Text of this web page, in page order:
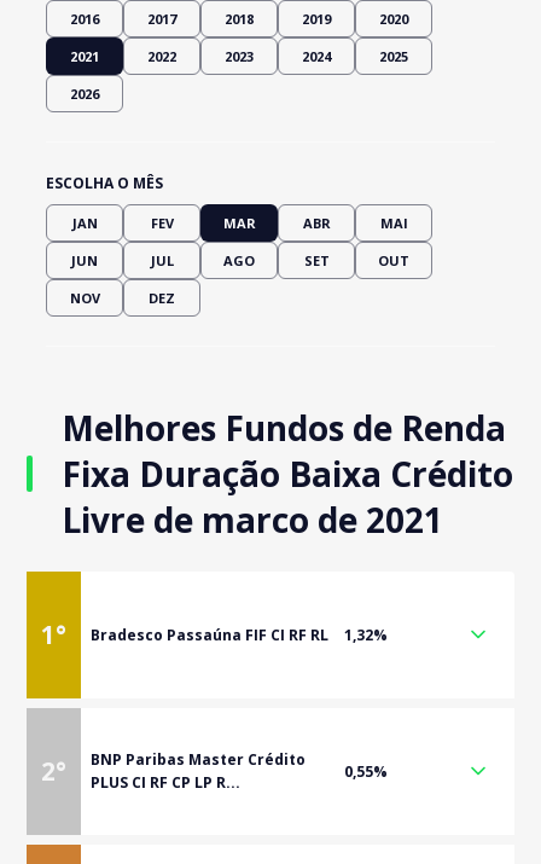
2016 2017 2018 2019 2020
2021 2022 2023 2024 2025
2026
ESCOLHA O MÊS
JAN FEV MAR ABR MAI
JUN JUL AGO SET OUT
NOV DEZ
Melhores Fundos de Renda
Fixa Duração Baixa Crédito
Livre de marco de 2021
1° Bradesco Passaúna FIF CI RF RL 1,32%
2°
BNP Paribas Master Crédito
PLUS CI RF CP LP R...
0,55%